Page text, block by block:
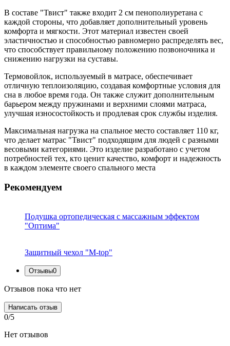
В составе "Твист" также входит 2 см пенополиуретана с
каждой стороны, что добавляет дополнительный уровень
комфорта и мягкости. Этот материал известен своей
эластичностью и способностью равномерно распределять вес,
что способствует правильному положению позвоночника и
снижению нагрузки на суставы.
Термовойлок, используемый в матрасе, обеспечивает
отличную теплоизоляцию, создавая комфортные условия для
сна в любое время года. Он также служит дополнительным
барьером между пружинами и верхними слоями матраса,
улучшая износостойкость и продлевая срок службы изделия.
Максимальная нагрузка на спальное место составляет 110 кг,
что делает матрас "Твист" подходящим для людей с разными
весовыми категориями. Это изделие разработано с учетом
потребностей тех, кто ценит качество, комфорт и надежность
в каждом элементе своего спального места
Рекомендуем
Подушка ортопедическая с массажным эффектом
"Оптима"
Защитный чехол "M-top"
Отзывы0
Отзывов пока что нет
Написать отзыв
0/5
Нет отзывов